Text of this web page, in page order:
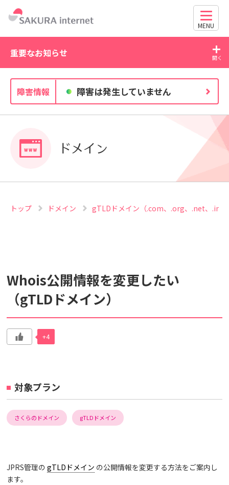
MENU
検索対象
すべて
サポート情報
動画マニュアル
個人情報保護のため、お名前や連絡先、会員IDを入力しないでください。
サイト内検索について
重要なお知らせ
2026/07/21
WordPress の脆弱性にご注意ください（CVE-2026-
障害情報 障害は発生していません
ドメイン
トップ ドメイン gTLDドメイン（.com、.org、.net、
Whois公開情報を変更したい
（gTLDドメイン）
+4
対象プラン
さくらのドメイン gTLDドメイン
JPRS管理のgTLDドメイン の公開情報を変更する方法をご案内し
ます。